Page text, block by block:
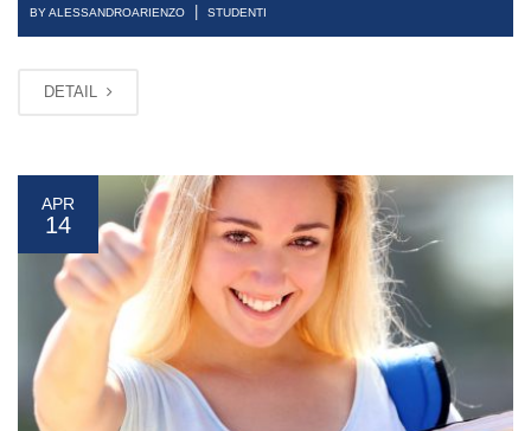
BY ALESSANDROARIENZO | STUDENTI
DETAIL
APR
14